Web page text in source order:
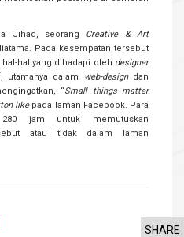
SHARE
Jihad, seorang Creative & Art
Pada kesempatan tersebut
hal yang dihadapi oleh designer
utamanya dalam web-design dan
“Small things matter
like pada laman Facebook. Para
280 jam untuk memutuskan
atau tidak dalam laman